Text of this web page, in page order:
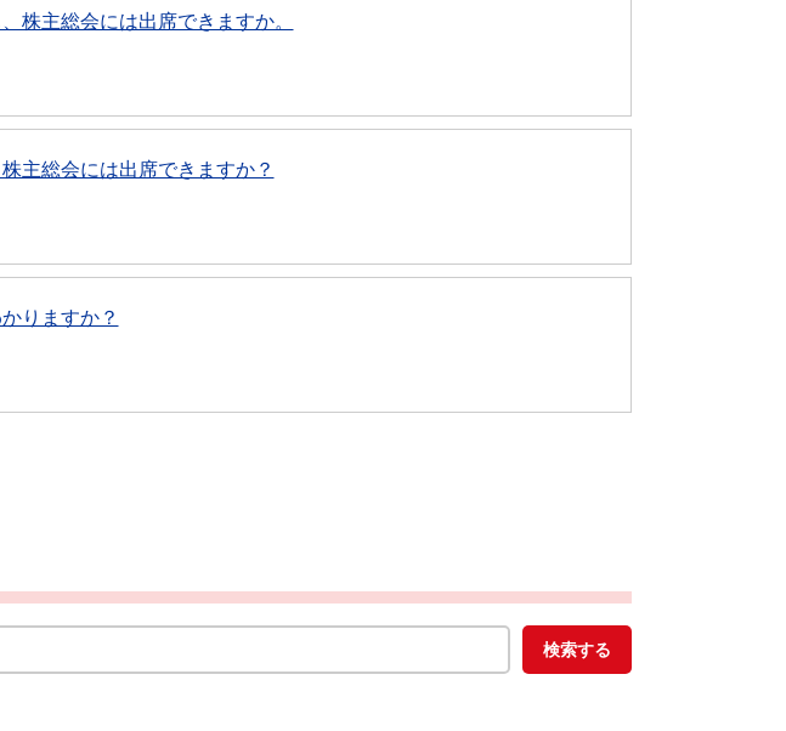
株主総会には出席できますか。
主総会には出席できますか？
りますか？